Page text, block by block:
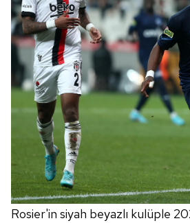
Rosier'in siyah beyazlı kulüple